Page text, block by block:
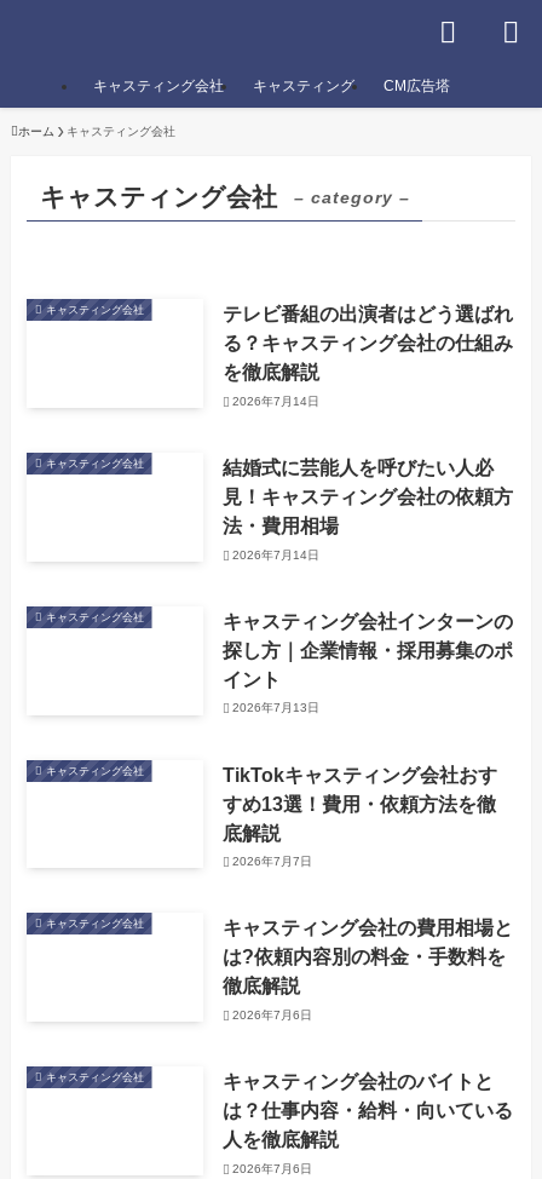
キャスティング会社 キャスティング CM広告塔
ホーム キャスティング会社
キャスティング会社 – category –
キャスティング会社
テレビ番組の出演者はどう選ばれ
る？キャスティング会社の仕組み
を徹底解説
2026年7月14日
キャスティング会社
結婚式に芸能人を呼びたい人必
見！キャスティング会社の依頼方
法・費用相場
2026年7月14日
キャスティング会社
キャスティング会社インターンの
探し方｜企業情報・採用募集のポ
イント
2026年7月13日
キャスティング会社
TikTokキャスティング会社おす
すめ13選！費用・依頼方法を徹
底解説
2026年7月7日
キャスティング会社
キャスティング会社の費用相場と
は?依頼内容別の料金・手数料を
徹底解説
2026年7月6日
キャスティング会社
キャスティング会社のバイトと
は？仕事内容・給料・向いている
人を徹底解説
2026年7月6日